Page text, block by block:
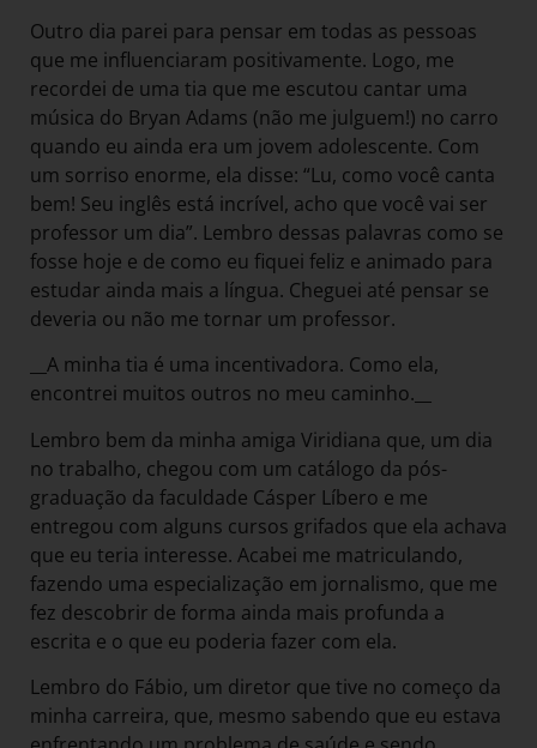
Outro dia parei para pensar em todas as pessoas
que me influenciaram positivamente. Logo, me
recordei de uma tia que me escutou cantar uma
música do Bryan Adams (não me julguem!) no carro
quando eu ainda era um jovem adolescente. Com
um sorriso enorme, ela disse: “Lu, como você canta
bem! Seu inglês está incrível, acho que você vai ser
professor um dia”. Lembro dessas palavras como se
fosse hoje e de como eu fiquei feliz e animado para
estudar ainda mais a língua. Cheguei até pensar se
deveria ou não me tornar um professor.
__A minha tia é uma incentivadora. Como ela,
encontrei muitos outros no meu caminho.__
Lembro bem da minha amiga Viridiana que, um dia
no trabalho, chegou com um catálogo da pós-
graduação da faculdade Cásper Líbero e me
entregou com alguns cursos grifados que ela achava
que eu teria interesse. Acabei me matriculando,
fazendo uma especialização em jornalismo, que me
fez descobrir de forma ainda mais profunda a
escrita e o que eu poderia fazer com ela.
Lembro do Fábio, um diretor que tive no começo da
minha carreira, que, mesmo sabendo que eu estava